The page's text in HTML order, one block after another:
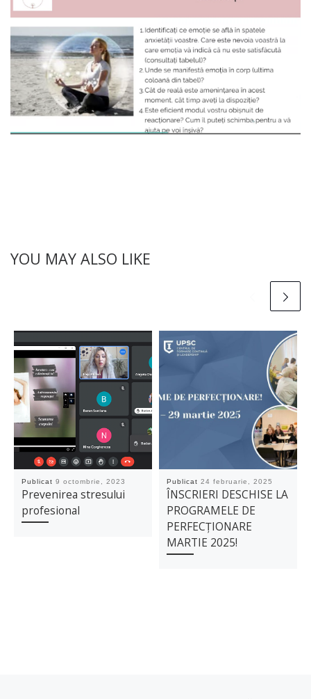
YOU MAY ALSO LIKE
Publicat9 octombrie, 2023
Prevenirea stresului
profesional
Publicat24 februarie, 2025
ÎNSCRIERI DESCHISE LA
PROGRAMELE DE
PERFECȚIONARE
MARTIE 2025!